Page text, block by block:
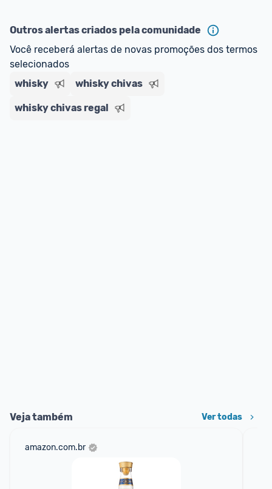
Outros alertas criados pela comunidade
Você receberá alertas de novas promoções dos termos
selecionados
whisky
whisky chivas
whisky chivas regal
Veja também Ver todas
amazon.com.br